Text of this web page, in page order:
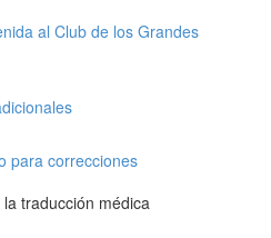
al Club de los Grandes
para correcciones
traducción médica